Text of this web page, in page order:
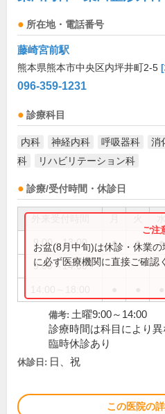
所在地・電話番号
藤崎宮前駅
熊本県熊本市中央区内坪井町2-5
096-359-1231
診療科目
内科 神経内科 呼吸器科 消
科
リハビリテーション科
診療/受付時間・休診日
9:00～13:00 ● ● ●
9:00～14:00
お盆(8月中旬)は休診・休業
に必ず医療機関に直接ご確認
備考: 土曜9:00～14:00
診療時間は科目により異
臨時休診あり
休診日: 日、祝
この医院の